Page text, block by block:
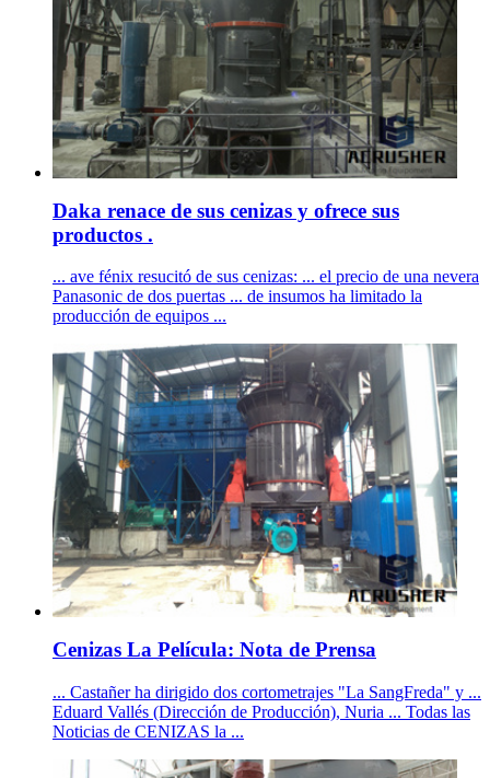
Daka renace de sus cenizas y ofrece sus
productos .
... ave fénix resucitó de sus cenizas: ... el precio de una nevera
Panasonic de dos puertas ... de insumos ha limitado la
producción de equipos ...
Cenizas La Película: Nota de Prensa
... Castañer ha dirigido dos cortometrajes "La SangFreda" y ...
Eduard Vallés (Dirección de Producción), Nuria ... Todas las
Noticias de CENIZAS la ...